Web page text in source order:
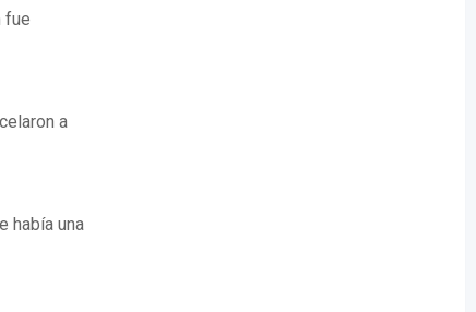
fue
a
había una